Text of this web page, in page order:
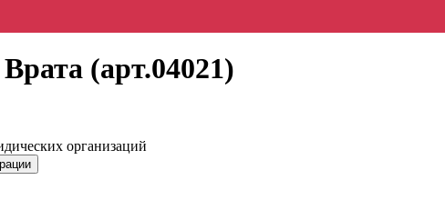
(арт.04021)
организаций